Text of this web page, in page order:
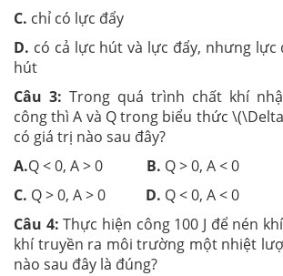
C. chỉ có lực đẩy
D. có cả lực hút và lực đẩy, nhưng lực
hút
Câu 3: Trong quá trình chất khí
công thì A và Q trong biểu thức
có giá trị nào sau đây?
A.Q < 0, A > 0 B. Q > 0, A < 0
C. Q > 0, A > 0 D. Q < 0, A < 0
Câu 4: Thực hiện công 100 J để nén
khí truyền ra môi trường một nhiệt
nào sau đây là đúng?